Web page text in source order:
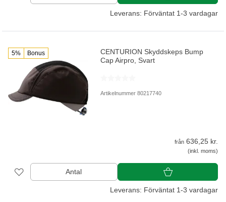
Leverans: Förväntat 1-3 vardagar
5% Bonus
CENTURION Skyddskeps Bump
Cap Airpro, Svart
Artikelnummer 80217740
från 636,25 kr.
(inkl. moms)
Antal
Leverans: Förväntat 1-3 vardagar